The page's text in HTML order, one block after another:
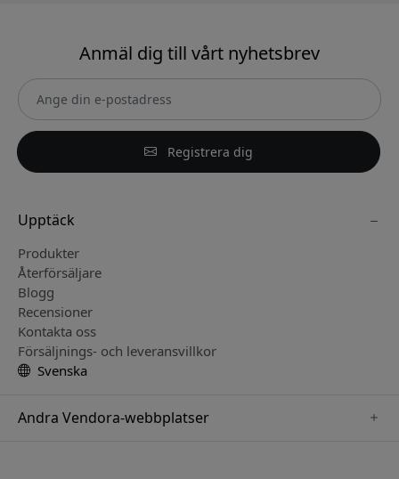
Anmäl dig till vårt nyhetsbrev
Registrera dig
Upptäck
Produkter
Återförsäljare
Blogg
Recensioner
Kontakta oss
Försäljnings- och leveransvillkor
Svenska
Andra Vendora-webbplatser